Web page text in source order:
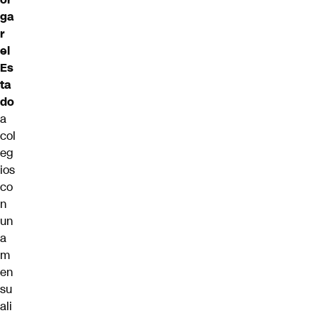
ga
r
el
Es
ta
do
a
col
eg
ios
co
n
un
a
m
en
su
ali